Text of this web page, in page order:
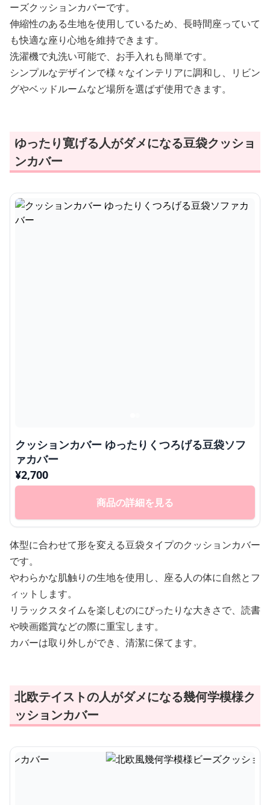
ーズクッションカバーです。
伸縮性のある生地を使用しているため、長時間座っていて
も快適な座り心地を維持できます。
洗濯機で丸洗い可能で、お手入れも簡単です。
シンプルなデザインで様々なインテリアに調和し、リビン
グやベッドルームなど場所を選ばず使用できます。
ゆったり寛げる人がダメになる豆袋クッショ
ンカバー
クッションカバー ゆったりくつろげる豆袋ソフ
ァカバー
¥2,700
商品の詳細を見る
体型に合わせて形を変える豆袋タイプのクッションカバー
です。
やわらかな肌触りの生地を使用し、座る人の体に自然とフ
ィットします。
リラックスタイムを楽しむのにぴったりな大きさで、読書
や映画鑑賞などの際に重宝します。
カバーは取り外しができ、清潔に保てます。
北欧テイストの人がダメになる幾何学模様ク
ッションカバー